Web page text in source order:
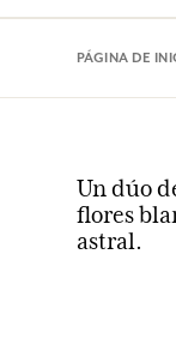
PÁGINA DE
Un dúo
flores
astral.